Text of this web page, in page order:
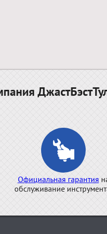
Официальная гарантия
обслуживание